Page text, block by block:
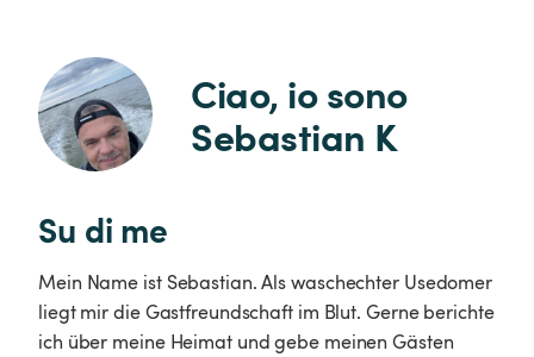
Ciao, io sono
Sebastian K
Su di me
Mein Name ist Sebastian. Als waschechter Usedomer
liegt mir die Gastfreundschaft im Blut. Gerne berichte
ich über meine Heimat und gebe meinen Gästen